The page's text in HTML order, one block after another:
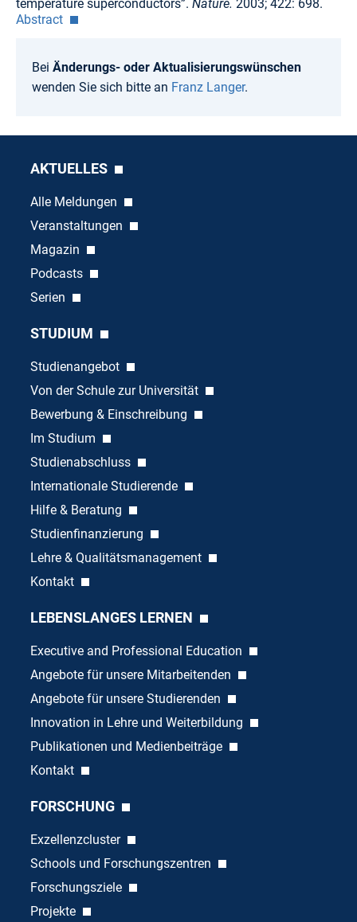
temperature superconductors”. Nature. 2003; 422: 698.
Abstract
Bei Änderungs- oder Aktualisierungswünschen
wenden Sie sich bitte an Franz Langer.
AKTUELLES
Alle Meldungen
Veranstaltungen
Magazin
Podcasts
Serien
STUDIUM
Studienangebot
Von der Schule zur Universität
Bewerbung & Einschreibung
Im Studium
Studienabschluss
Internationale Studierende
Hilfe & Beratung
Studienfinanzierung
Lehre & Qualitätsmanagement
Kontakt
LEBENSLANGES LERNEN
Executive and Professional Education
Angebote für unsere Mitarbeitenden
Angebote für unsere Studierenden
Innovation in Lehre und Weiterbildung
Publikationen und Medienbeiträge
Kontakt
FORSCHUNG
Exzellenzcluster
Schools und Forschungszentren
Forschungsziele
Projekte